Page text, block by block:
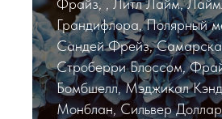
Фрайз, , Литл Лайм,
Грандифлора, Полярный
Сандей Фрейз,
Строберри Блоссом,
Бомбшелл, Мэджикал
Монблан, Сильвер Доллар.